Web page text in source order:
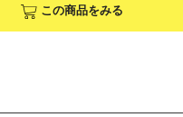
この商品をみる